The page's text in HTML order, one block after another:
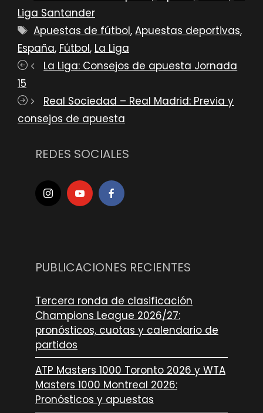
Liga Santander
Etiquetas
Apuestas de fútbol,Apuestas deportivas,
España, Fútbol, La Liga
La Liga: Consejos de apuesta Jornada
15
Real Sociedad – Real Madrid: Previa y
consejos de apuesta
REDES SOCIALES
PUBLICACIONES RECIENTES
Tercera ronda de clasificación
Champions League 2026/27:
pronósticos, cuotas y calendario de
partidos
ATP Masters 1000 Toronto 2026 y WTA
Masters 1000 Montreal 2026:
Pronósticos y apuestas